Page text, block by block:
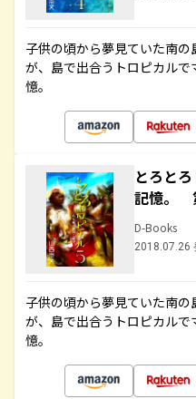
子供の頃から夢見ていた南
が、島で出合うトロピカル
憶。
とろと
記憶。
D-Books
2018.07.26
子供の頃から夢見ていた南
が、島で出合うトロピカル
憶。